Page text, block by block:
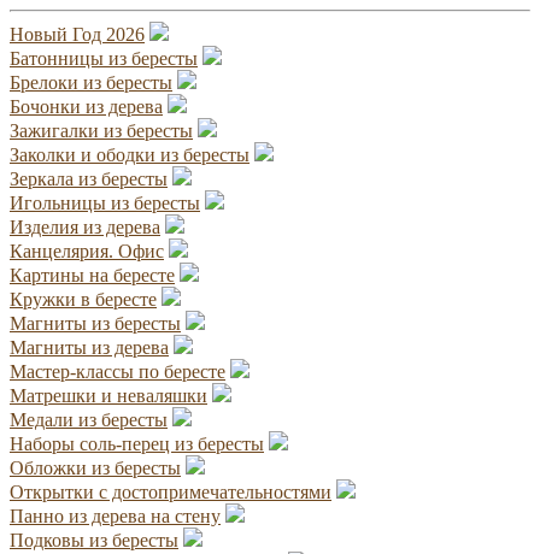
Новый Год 2026
Батонницы из бересты
Брелоки из бересты
Бочонки из дерева
Зажигалки из бересты
Заколки и ободки из бересты
Зеркала из бересты
Игольницы из бересты
Изделия из дерева
Канцелярия. Офис
Картины на бересте
Кружки в бересте
Магниты из бересты
Магниты из дерева
Мастер-классы по бересте
Матрешки и неваляшки
Медали из бересты
Наборы соль-перец из бересты
Обложки из бересты
Открытки с достопримечательностями
Панно из дерева на стену
Подковы из бересты